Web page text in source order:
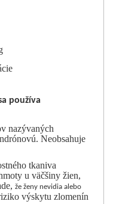
používa
nazývaných
Neobsahuje
tkaniva
u väčšiny žien,
že ženy nevidia alebo
výskytu zlomenín